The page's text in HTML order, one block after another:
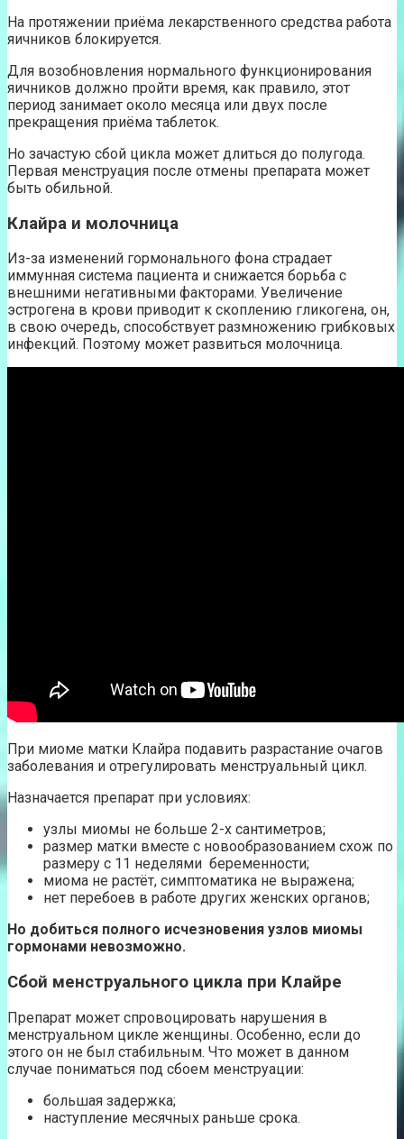
На протяжении приёма лекарственного средства работа
яичников блокируется.
Для возобновления нормального функционирования
яичников должно пройти время, как правило, этот
период занимает около месяца или двух после
прекращения приёма таблеток.
Но зачастую сбой цикла может длиться до полугода.
Первая менструация после отмены препарата может
быть обильной.
Клайра и молочница
Из-за изменений гормонального фона страдает
иммунная система пациента и снижается борьба с
внешними негативными факторами. Увеличение
эстрогена в крови приводит к скоплению гликогена, он,
в свою очередь, способствует размножению грибковых
инфекций. Поэтому может развиться молочница.
При миоме матки Клайра подавить разрастание очагов
заболевания и отрегулировать менструальный цикл.
Назначается препарат при условиях:
узлы миомы не больше 2-х сантиметров;
размер матки вместе с новообразованием схож по
размеру с 11 неделями беременности;
миома не растёт, симптоматика не выражена;
нет перебоев в работе других женских органов;
Но добиться полного исчезновения узлов миомы
гормонами невозможно.
Сбой менструального цикла при Клайре
Препарат может спровоцировать нарушения в
менструальном цикле женщины. Особенно, если до
этого он не был стабильным. Что может в данном
случае пониматься под сбоем менструации:
большая задержка;
наступление месячных раньше срока.